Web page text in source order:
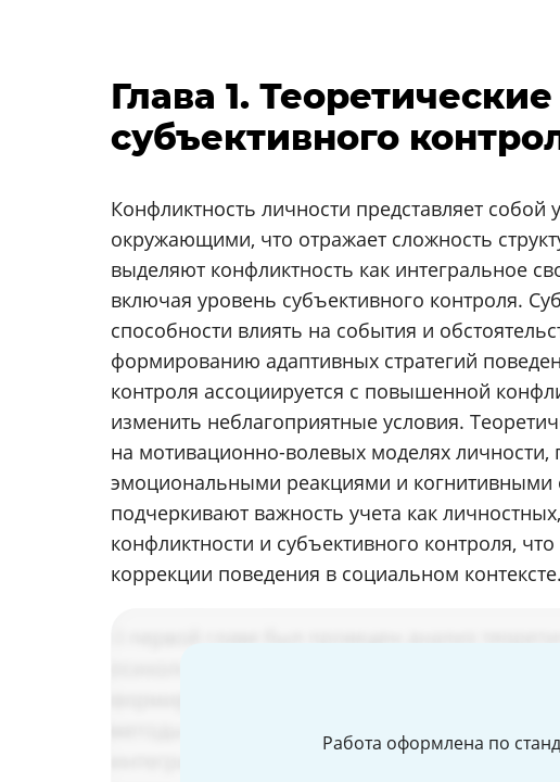
Глава 1.
субъективного
Конфликтность личности представляет
окружающими, что отражает сложность
выделяют конфликтность как интегральное
включая уровень субъективного контроля.
способности влиять на события и
формированию адаптивных стратегий
контроля ассоциируется с повышенной
изменить неблагоприятные условия.
на мотивационно-волевых моделях
эмоциональными реакциями и когнитивными
подчеркивают важность учета как
конфликтности и субъективного контроля,
коррекции поведения в социальном контексте.
Работа оформлена по